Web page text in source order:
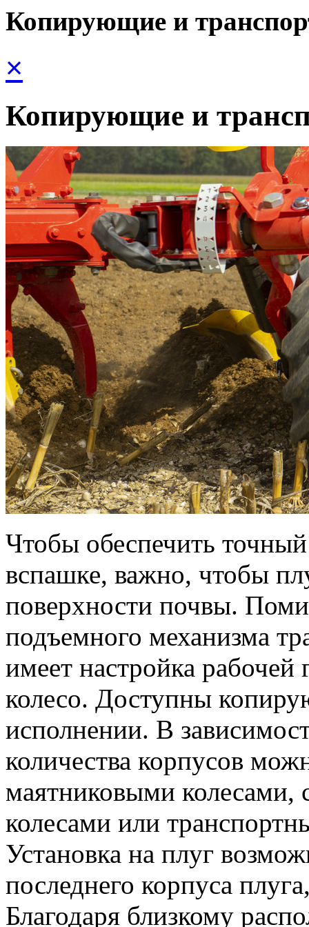
Копирующие и
×
Копирующие и
Чтобы обеспечить
вспашке, важно, чтобы
поверхности почвы.
подъемного механизма
имеет настройка
колесо. Доступны
исполнении. В
количества корпусов
маятниковыми
колесами или
Установка на плуг
последнего корпуса
Благодаря близкому